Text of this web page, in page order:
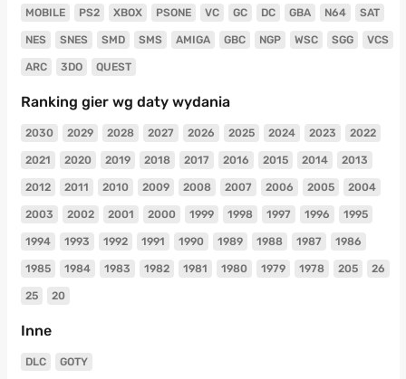
MOBILE PS2 XBOX PSONE VC GC DC GBA N64 SAT
NES SNES SMD SMS AMIGA GBC NGP WSC SGG VCS
ARC 3DO QUEST
Ranking gier wg daty wydania
2030 2029 2028 2027 2026 2025 2024 2023 2022
2021 2020 2019 2018 2017 2016 2015 2014 2013
2012 2011 2010 2009 2008 2007 2006 2005 2004
2003 2002 2001 2000 1999 1998 1997 1996 1995
1994 1993 1992 1991 1990 1989 1988 1987 1986
1985 1984 1983 1982 1981 1980 1979 1978 205 26
25 20
Inne
DLC GOTY